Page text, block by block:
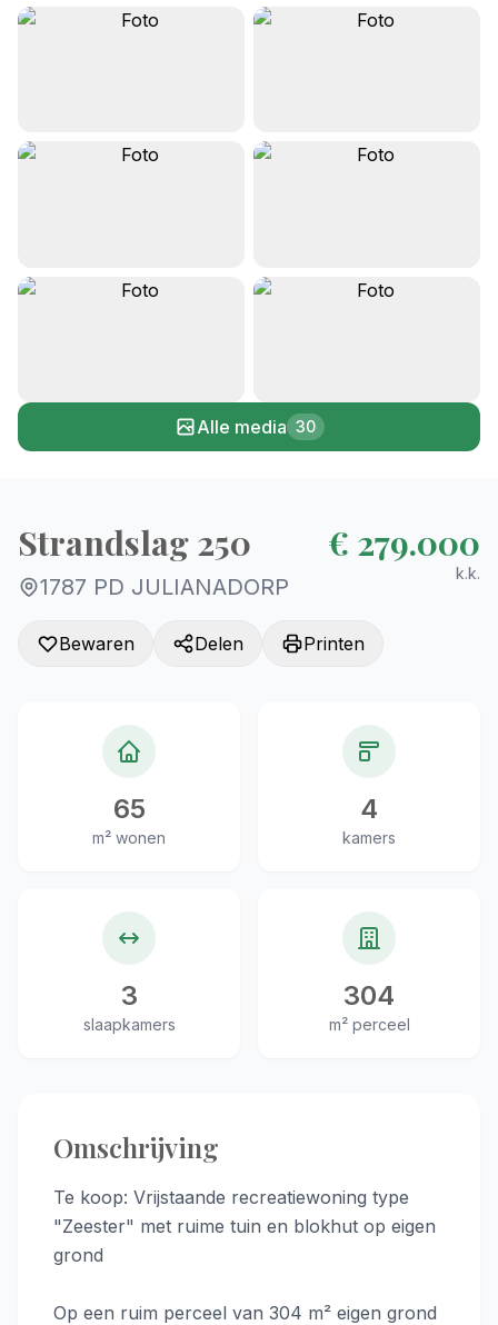
+25
Alle media 30
Strandslag 250
1787 PD JULIANADORP
€ 279.000
k.k.
Bewaren Delen Printen
65
m² wonen
4
kamers
3
slaapkamers
304
m² perceel
Omschrijving
Te koop: Vrijstaande recreatiewoning type
"Zeester" met ruime tuin en blokhut op eigen
grond
Op een ruim perceel van 304 m² eigen grond